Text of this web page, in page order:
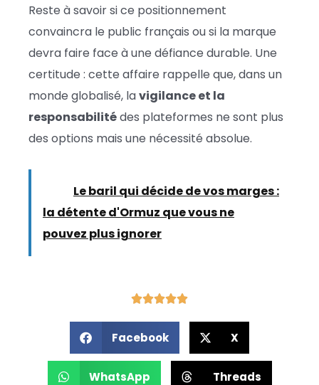
Reste à savoir si ce positionnement
convaincra le public français ou si la marque
devra faire face à une défiance durable. Une
certitude : cette affaire rappelle que, dans un
monde globalisé, lavigilance et la
responsabilitédes plateformes ne sont plus
des options mais une nécessité absolue.
Le baril qui décide de vos marges :
la détente d'Ormuz que vous ne
pouvez plus ignorer
Facebook X
WhatsApp Threads